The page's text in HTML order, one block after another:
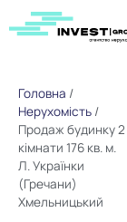
Головна /
Нерухомість /
Продаж будинку 2
кімнати 176 кв. м.
Л. Українки
(Гречани)
Хмельницький